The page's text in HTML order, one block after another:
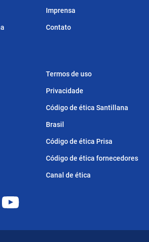
Imprensa
Contato
Termos de uso
Privacidade
Código de ética Santillana
Brasil
Código de ética Prisa
Código de ética fornecedores
Canal de ética